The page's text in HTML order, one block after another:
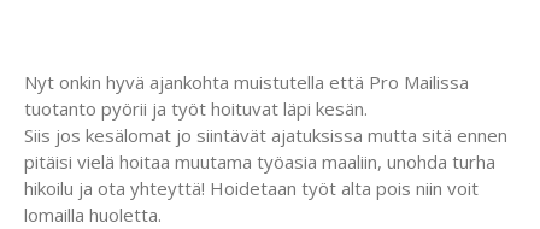
Varasto- ja kuljetuspalvelu
Mustesuihkutulostus
Markkinointi- ja
varastologistiikka
Tutkimuspalvelut
Nyt onkin hyvä ajankohta muistutella että Pro Mailissa
tuotanto pyörii ja työt hoituvat läpi kesän.
Siis jos kesälomat jo siintävät ajatuksissa mutta sitä ennen
pitäisi vielä hoitaa muutama työasia maaliin, unohda turha
hikoilu ja ota yhteyttä! Hoidetaan työt alta pois niin voit
lomailla huoletta.